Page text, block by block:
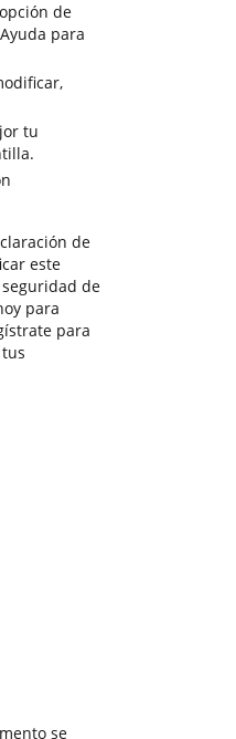
de
para
tu
de
este
de
para
para
se